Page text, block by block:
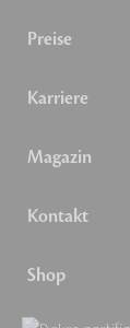
Preise
Karriere
Magazin
Kontakt
Shop